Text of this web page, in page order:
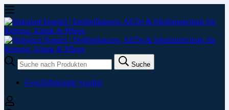
Suche
nach:
Suche
Geschäftskunde werden